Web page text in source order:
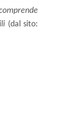
(dal sito: